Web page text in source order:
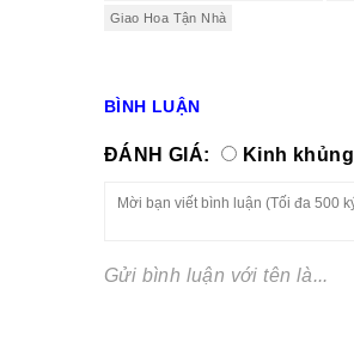
Giao Hoa Tận Nhà
BÌNH LUẬN
ĐÁNH GIÁ: Kinh khủng
Gửi bình luận với tên là...